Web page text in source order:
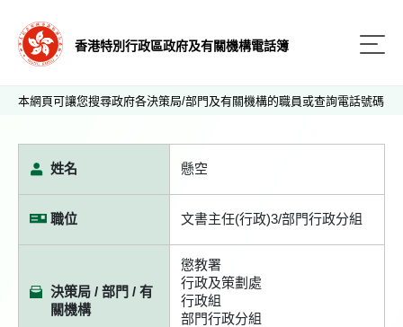
香港特別行政區政府及有關機構電話簿
本網頁可讓您搜尋政府各決策局/部門及有關機構的職員或查詢電話號碼
姓名 懸空
職位 文書主任(行政)3/部門行政分組
決策局 / 部門 / 有
關機構
懲教署
行政及策劃處
行政組
部門行政分組